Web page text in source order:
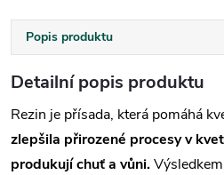
Popis produktu
Detailní popis produktu
Rezin je přísada, která pomáhá
zlepšila přirozené procesy v
produkují chuť a vůni.